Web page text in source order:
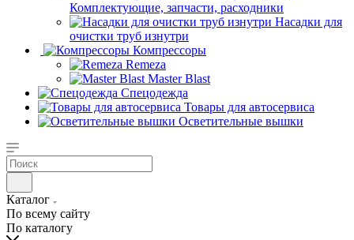
Комплектующие, запчасти, расходники
Насадки для
очистки труб изнутри
Компрессоры
Remeza
Master Blast
Спецодежда
Товары для автосервиса
Осветительные вышки
Каталог
По всему сайту
По каталогу